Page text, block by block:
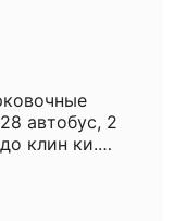
напитки,
удобное
я так редко
звучало🙌
автобус, 2
клин ки.
по
плазмо